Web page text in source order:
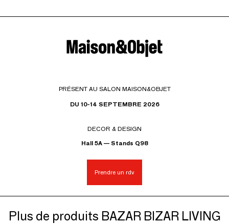
PRÉSENT AU SALON MAISON&OBJET
DU 10-14 SEPTEMBRE 2026
DECOR & DESIGN
Hall 5A — Stands Q98
Prendre un rdv
Plus de produits BAZAR BIZAR LIVING